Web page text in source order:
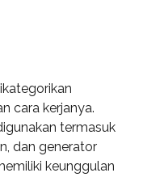
cara kerjanya.
termasuk
dan generator
keunggulan